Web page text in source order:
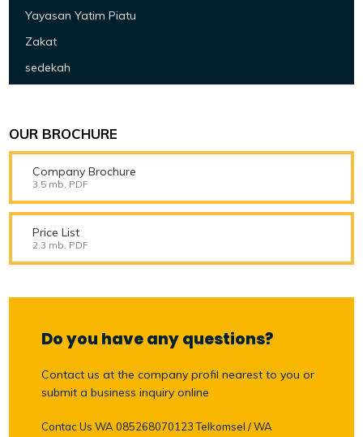
Yayasan Yatim Piatu
Zakat
sedekah
OUR BROCHURE
Company Brochure
3.5 mb, PDF
Price List
2.3 mb, PDF
Do you have any questions?
Contact us at the company profil nearest to you or
submit a business inquiry online
Contac Us WA 085268070123 Telkomsel / WA